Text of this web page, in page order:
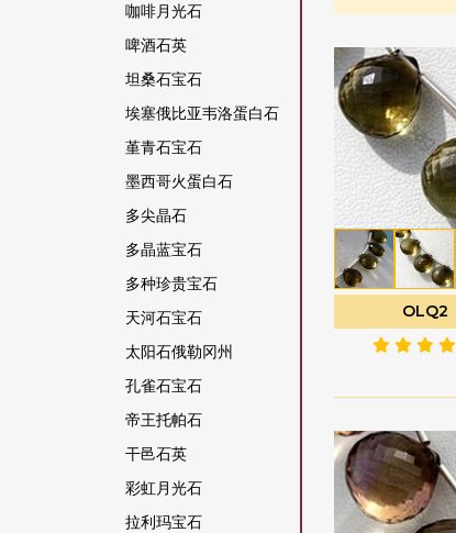
咖啡月光石
啤酒石英
坦桑石宝石
埃塞俄比亚韦洛蛋白石
堇青石宝石
墨西哥火蛋白石
多尖晶石
多晶蓝宝石
多种珍贵宝石
天河石宝石
太阳石俄勒冈州
孔雀石宝石
帝王托帕石
干邑石英
彩虹月光石
拉利玛宝石
OLQ2